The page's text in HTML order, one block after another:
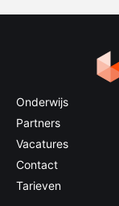
Onderwijs
Partners
Vacatures
Contact
Tarieven